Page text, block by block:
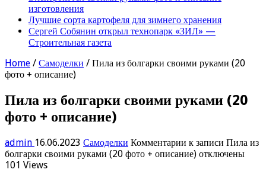
изготовления
Лучшие сорта картофеля для зимнего хранения
Сергей Собянин открыл технопарк «ЗИЛ» —
Строительная газета
Home / Самоделки / Пила из болгарки своими руками (20
фото + описание)
Пила из болгарки своими руками (20
фото + описание)
admin 16.06.2023 Самоделки Комментарии к записи Пила из
болгарки своими руками (20 фото + описание) отключены
101 Views